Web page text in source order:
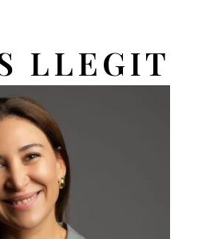
LLEGIT